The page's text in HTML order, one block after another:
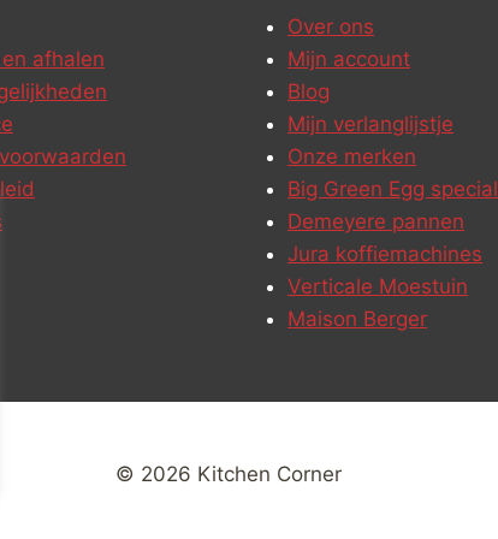
afhalen
Over ons
Mijn account
Blog
Mijn verlanglijstje
Onze merken
Big Green Egg
Demeyere pannen
Jura koffiemachines
Verticale Moestuin
Maison Berger
© 2026 Kitchen Corner